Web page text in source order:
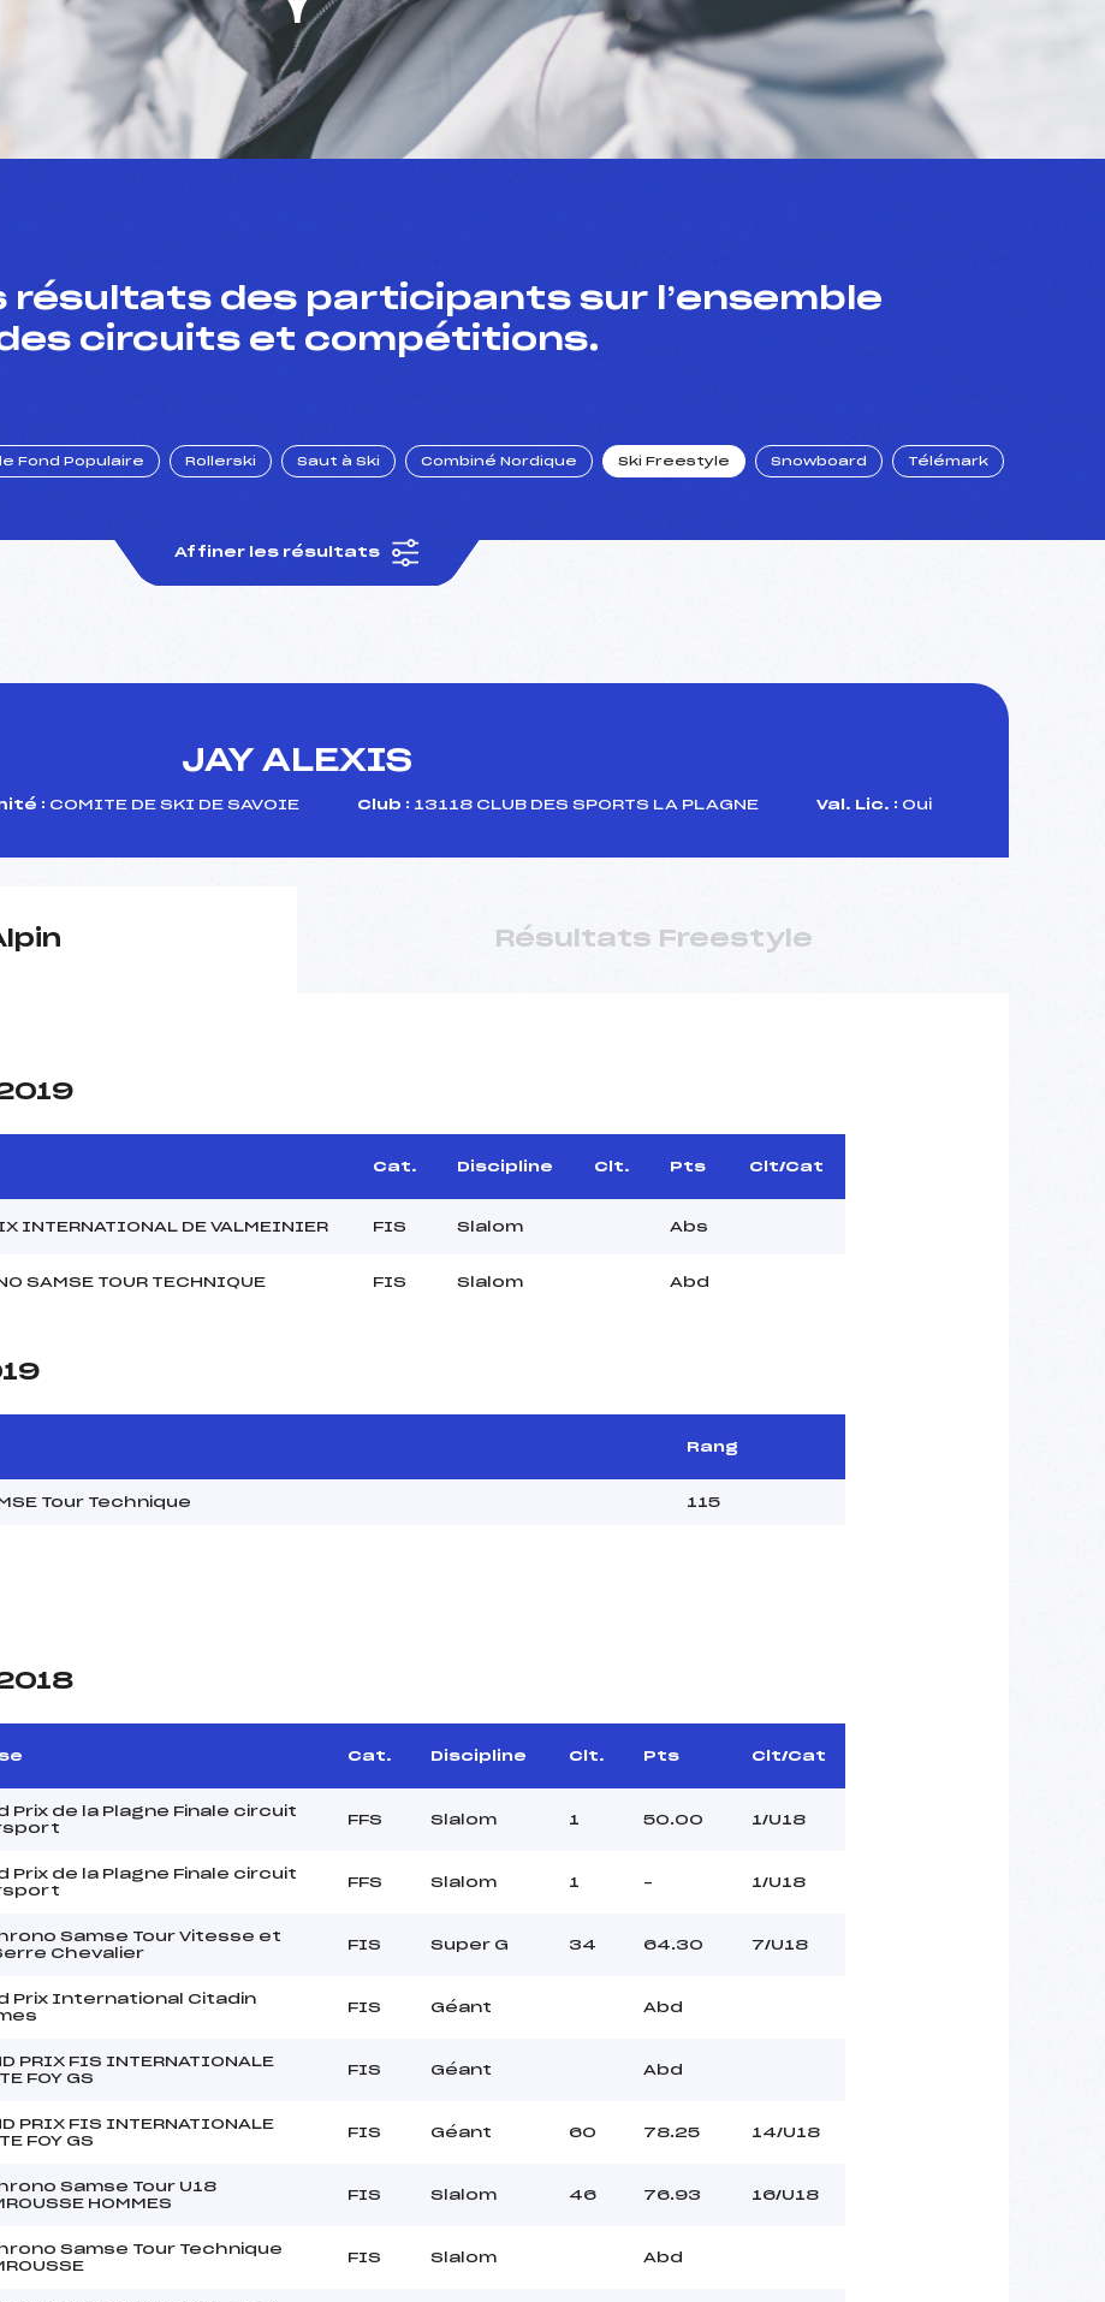
résultats des participants sur l’ensemble
circuits et compétitions.
Fond Populaire Rollerski Saut à Ski Combiné Nordique Ski Freestyle Snowboard Télémark
Affiner les résultats
JAY ALEXIS
: COMITE DE SKI DE SAVOIE Club : 13118 CLUB DES SPORTS LA PLAGNE Val. Lic. : Oui
Résultats Freestyle
Cat. Discipline Clt. Pts Clt/Cat
INTERNATIONAL DE VALMEINIER FIS Slalom Abs
SAMSE TOUR TECHNIQUE FIS Slalom Abd
Rang
Tour Technique 115
Cat. Discipline Clt. Pts Clt/Cat
Prix de la Plagne Finale circuit
FFS Slalom 1 50.00 1/U18
Prix de la Plagne Finale circuit
FFS Slalom 1 – 1/U18
Samse Tour Vitesse et
Chevalier
FIS Super G 34 64.30 7/U18
Prix International Citadin
FIS Géant Abd
PRIX FIS INTERNATIONALE
FOY GS
FIS Géant Abd
PRIX FIS INTERNATIONALE
FOY GS
FIS Géant 60 78.25 14/U18
Samse Tour U18
HOMMES
FIS Slalom 46 76.93 16/U18
Samse Tour Technique
FIS Slalom Abd